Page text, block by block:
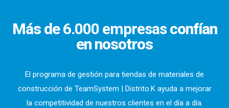
Más de6.000 empresasconfían
en nosotros
El programa de gestión para tiendas de materiales de
construcción de TeamSystem | Distrito.K ayuda a mejorar
la competitividad de nuestros clientes en el día a día.